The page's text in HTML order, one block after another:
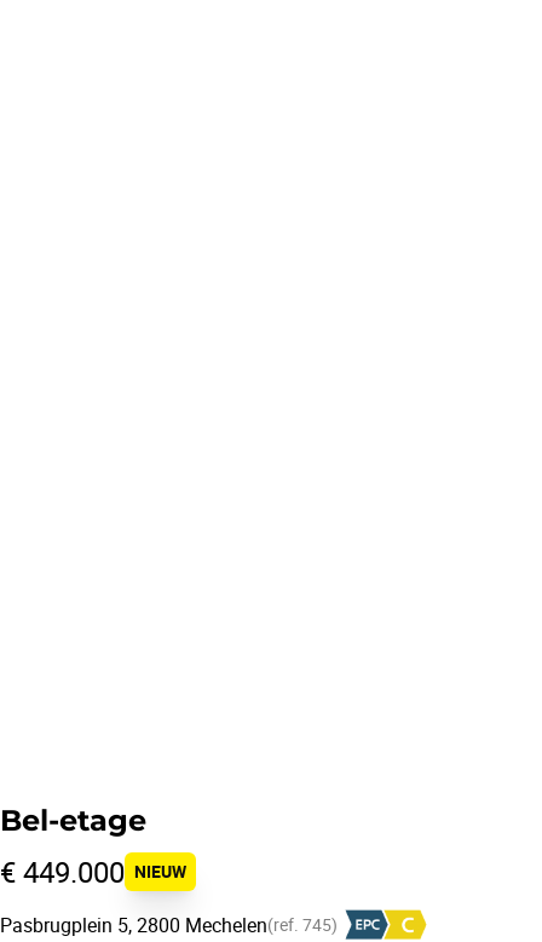
Bel-etage
€ 449.000 NIEUW
Pasbrugplein 5, 2800 Mechelen(ref. 745)